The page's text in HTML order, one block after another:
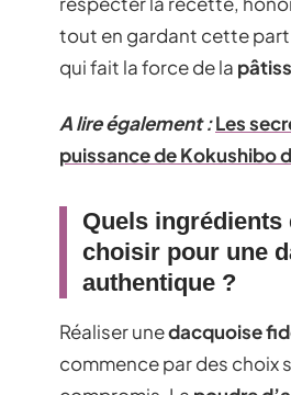
tout en gardant cette
qui fait la force de la
A lire également :Les
puissance de Kokushibo
Quels ingrédients
choisir pour une
authentique ?
Réaliser unedacquoise
commence par des choix